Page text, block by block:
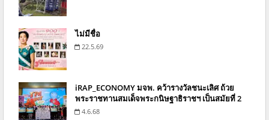
ไม่มีชื่อ
22.5.69
iRAP_ECONOMY มจพ. คว้ารางวัลชนะเลิศ ถ้วย
พระราชทานสมเด็จพระกนิษฐาธิราชฯ เป็นสมัยที่ 2
4.6.68